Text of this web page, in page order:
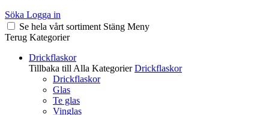
Söka Logga in
Se hela vårt sortiment Stäng Meny
Terug Kategorier
Drickflaskor
Tillbaka till Alla Kategorier Drickflaskor
Drickflaskor
Glas
Te glas
Vinglas